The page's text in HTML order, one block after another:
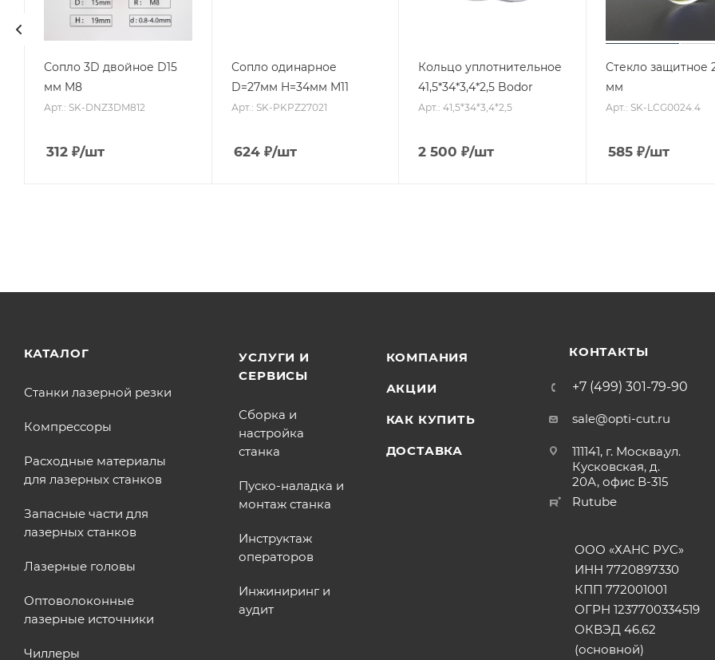
Сопло 3D двойное D15
мм M8
Арт.: SK-DNZ3DM812
312₽/шт
Сопло одинарное
D=27мм H=34мм M11
Арт.: SK-PKPZ27021
624₽/шт
Кольцо уплотнительное
41,5*34*3,4*2,5 Bodor
Арт.: 41,5*34*3,4*2,5
2 500 ₽/шт
Стекло защитное
мм
Арт.: SK-LCG0024.4
585 ₽/шт
КАТАЛОГ
Станки лазерной резки
Компрессоры
Расходные материалы
для лазерных станков
Запасные части для
лазерных станков
Лазерные головы
Оптоволоконные
лазерные источники
Чиллеры
УСЛУГИ И
СЕРВИСЫ
Сборка и
настройка
станка
Пуско-наладка и
монтаж станка
Инструктаж
операторов
Инжиниринг и
аудит
КОМПАНИЯ
АКЦИИ
КАК КУПИТЬ
ДОСТАВКА
КОНТАКТЫ
+7 (499) 301-79-90
sale@opti-cut.ru
111141, г. Москва,ул.
Кусковская, д.
20А, офис В-315
Rutube
ООО «ХАНС РУС»
ИНН 7720897330
КПП 772001001
ОГРН 1237700334519
ОКВЭД 46.62
(основной)